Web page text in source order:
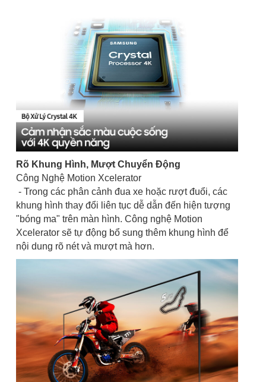
Rõ Khung Hình, Mượt Chuyển Động
Công Nghệ Motion Xcelerator
- Trong các phân cảnh đua xe hoặc rượt đuổi, các
khung hình thay đổi liên tục dễ dẫn đến hiện tượng
"bóng ma" trên màn hình. Công nghệ Motion
Xcelerator sẽ tự động bổ sung thêm khung hình để
nội dung rõ nét và mượt mà hơn.